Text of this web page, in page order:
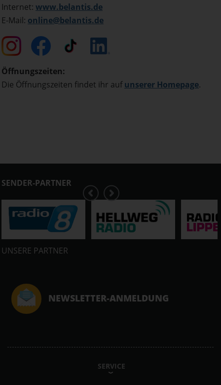
Internet: www.belantis.de
E-Mail: online@belantis.de
Öffnungszeiten:
Die Öffnungszeiten findet ihr aufunserer Homepage.
SENDER-PARTNER
UNSERE PARTNER
NEWSLETTER-ANMELDUNG
SERVICE